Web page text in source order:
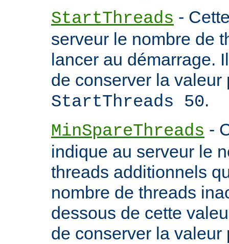
StartThreads -
serveur le nombre de
lancer au démarrage.
de conserver la valeur
StartThreads 50.
MinSpareThreads -
indique au serveur le
threads additionnels
nombre de threads
dessous de cette
de conserver la valeur